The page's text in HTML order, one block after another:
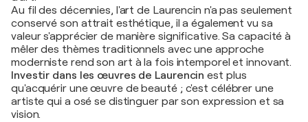
Au fil des décennies, l'art de Laurencin n'a pas seulement
conservé son attrait esthétique, il a également vu sa
valeur s'apprécier de manière significative. Sa capacité à
mêler des thèmes traditionnels avec une approche
moderniste rend son art à la fois intemporel et innovant.
Investir dans les œuvres de Laurencin est plus
qu'acquérir une œuvre de beauté ; c'est célébrer une
artiste qui a osé se distinguer par son expression et sa
vision.